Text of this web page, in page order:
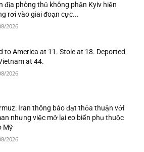
địa phòng thủ không phận Kyiv hiện
rơi vào giai đoạn cực...
2026
to America at 11. Stole at 18. Deported
at 44.
2026
Iran thông báo đạt thỏa thuận với
nhưng việc mở lại eo biển phụ thuộc
Mỹ
2026